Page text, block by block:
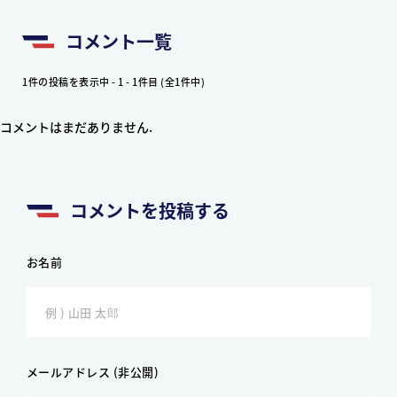
コメント一覧
1件の投稿を表示中 - 1 - 1件目 (全1件中)
コメントはまだありません.
コメントを投稿する
お名前
メールアドレス (非公開)